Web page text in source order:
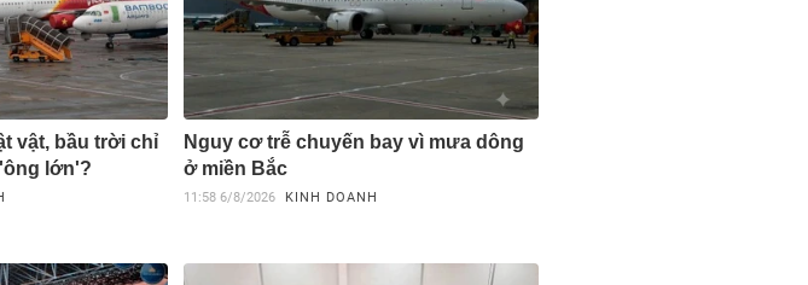
vật, bầu trời chỉ
lớn'?
Nguy cơ trễ chuyến bay vì mưa dông
ở miền Bắc
11:58 6/8/2026 KINH DOANH